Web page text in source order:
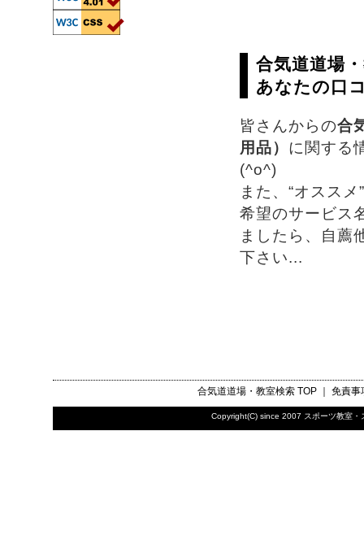
合気道道場
あなたの口
皆さんからの合
用品） に関する
(^o^)
また、“オスス
希望のサービス
ましたら、自薦
下さい...
合気道道場・教室検索TOP ｜ 免責事
Copyright(C) since 2007 スポーツ教室・